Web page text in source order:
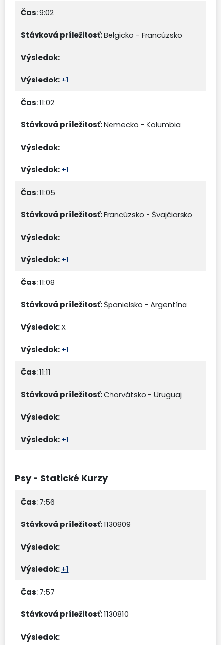
9:02
Belgicko - Francúzsko
+1
11:02
Nemecko - Kolumbia
+1
11:05
Francúzsko - Švajčiarsko
+1
11:08
Španielsko - Argentína
X
+1
11:11
Chorvátsko - Uruguaj
+1
Psy - Statické Kurzy
7:56
1130809
+1
7:57
1130810